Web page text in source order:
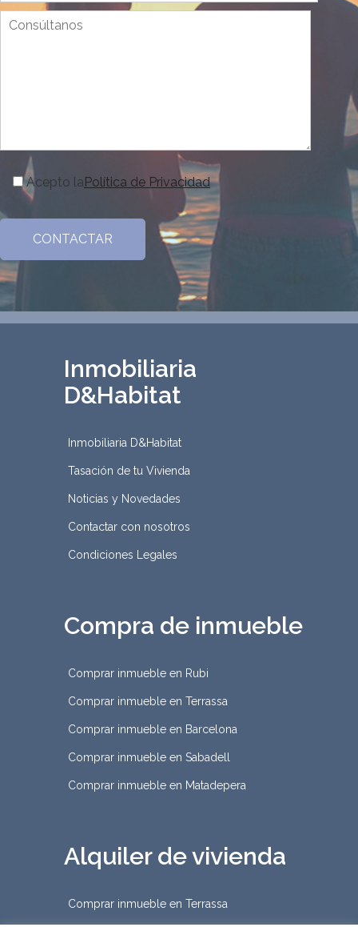
Acepto laPolítica de Privacidad
Inmobiliaria
D&Habitat
Inmobiliaria D&Habitat
Tasación de tu Vivienda
Noticias y Novedades
Contactar con nosotros
Condiciones Legales
Compra de inmueble
Comprar inmueble en Rubi
Comprar inmueble en Terrassa
Comprar inmueble en Barcelona
Comprar inmueble en Sabadell
Comprar inmueble en Matadepera
Alquiler de vivienda
Comprar inmueble en Terrassa